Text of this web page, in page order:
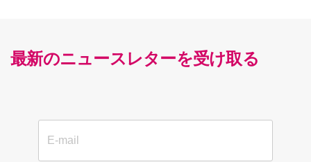
最新のニュースレターを受け取る